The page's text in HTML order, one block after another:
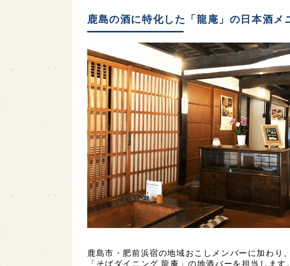
鹿島の酒に特化した「龍庵」の日本酒メ
鹿島市・肥前浜宿の地域おこしメンバーに加わり
「そばダイニング 龍庵」の地酒バーを担当します